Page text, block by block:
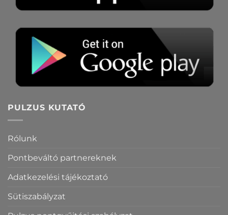
PULZUS KUTATÓ
Rólunk
Pontbeváltó partnereknek
Adatkezelési tájékoztató
Sütiszabályzat